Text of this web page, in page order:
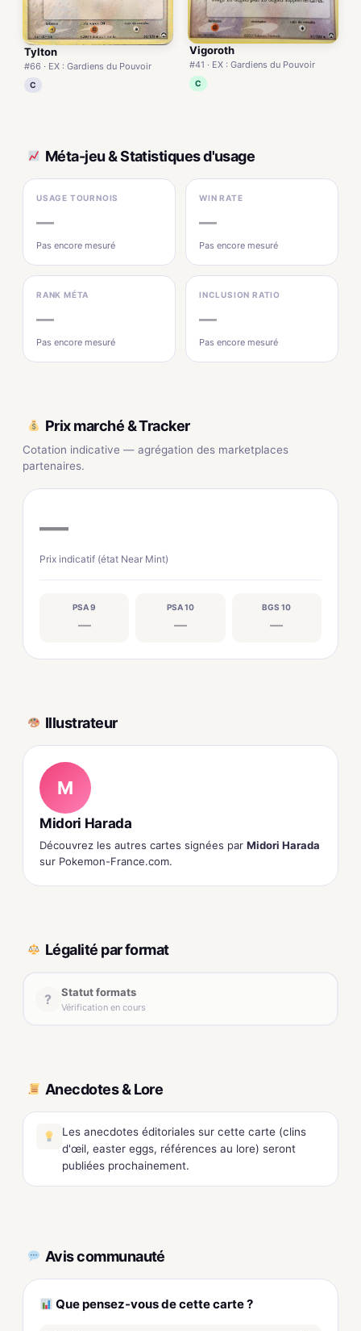
Tylton
#66 · EX : Gardiens du Pouvoir
C
Vigoroth
#41 · EX : Gardiens du Pouvoir
C
Méta-jeu & Statistiques d'usage
USAGE TOURNOIS
—
Pas encore mesuré
WIN RATE
—
Pas encore mesuré
RANK MÉTA
—
Pas encore mesuré
INCLUSION RATIO
—
Pas encore mesuré
Prix marché & Tracker
Cotation indicative — agrégation des marketplaces
partenaires.
—
Prix indicatif (état Near Mint)
PSA 9
—
PSA 10
—
BGS 10
—
Illustrateur
M
Midori Harada
Découvrez les autres cartes signées par Midori Harada
sur Pokemon-France.com.
Légalité par format
? Statut formats
Vérification en cours
Anecdotes & Lore
Les anecdotes éditoriales sur cette carte (clins
d'œil, easter eggs, références au lore) seront
publiées prochainement.
Avis communauté
Que pensez-vous de cette carte ?